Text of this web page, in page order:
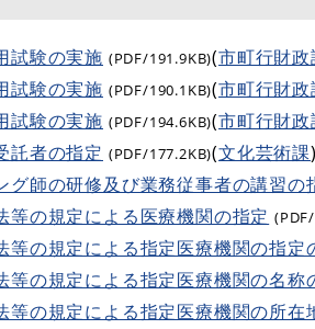
試験の実施 (PDF/191.9KB)(市町行財政
試験の実施 (PDF/190.1KB)(市町行財政
試験の実施 (PDF/194.6KB)(市町行財政
託者の指定 (PDF/177.2KB)(文化芸術課)
グ師の研修及び業務従事者の講習の
等の規定による医療機関の指定
等の規定による指定医療機関の指定
等の規定による指定医療機関の名称
等の規定による指定医療機関の所在